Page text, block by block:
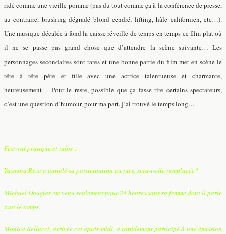
ridé comme une vieille pomme (pas du tout comme ça à la conférence de presse,
au contraire, brushing dégradé blond cendré, lifting, hâle californien, etc…).
Une musique décalée à fond la caisse réveille de temps en temps ce film plat où
il ne se passe pas grand chose que d’attendre la scène suivante… Les
personnages secondaires sont rares et une bonne partie du film met en scène le
tête à tête père et fille avec une actrice talentueuse et charmante,
heureusement… Pour le reste, possible que ça fasse rire certains spectateurs,
c’est une question d’humour, pour ma part, j’ai trouvé le temps long…
Festival pratique et infos :
Yasmina Reza a annulé sa participation au jury, sera-t-elle remplacée?
Michael Douglas est venu seulement pour 24 heures sans sa femme dont il parle
tout le temps.
Monica Bellucci, arrivée cet après-midi, a rapidement participé à une émission